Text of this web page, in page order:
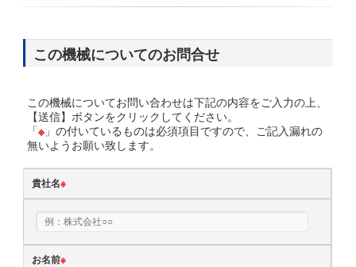
この機械についてのお問合せ
この機械についてお問い合わせは下記の内容をご入力の上、
【送信】ボタンをクリックしてください。
「※ 」の付いているものは必須項目ですので、ご記入漏れの
無いようお願い致します。
貴社名※
お名前※